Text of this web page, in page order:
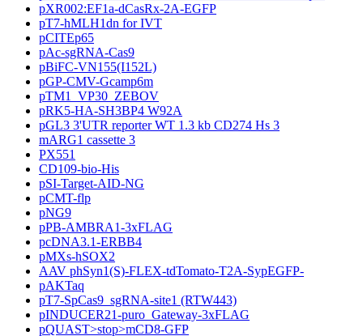
pXR002:EF1a-dCasRx-2A-EGFP
pT7-hMLH1dn for IVT
pCITEp65
pAc-sgRNA-Cas9
pBiFC-VN155(I152L)
pGP-CMV-Gcamp6m
pTM1_VP30_ZEBOV
pRK5-HA-SH3BP4 W92A
pGL3 3'UTR reporter WT 1.3 kb CD274 Hs 3
mARG1 cassette 3
PX551
CD109-bio-His
pSI-Target-AID-NG
pCMT-flp
pNG9
pPB-AMBRA1-3xFLAG
pcDNA3.1-ERBB4
pMXs-hSOX2
AAV phSyn1(S)-FLEX-tdTomato-T2A-SypEGFP-
pAKTaq
pT7-SpCas9_sgRNA-site1 (RTW443)
pINDUCER21-puro_Gateway-3xFLAG
pQUAST>stop>mCD8-GFP